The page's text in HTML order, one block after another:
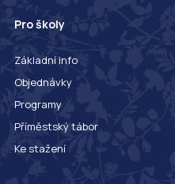
Pro školy
Základní info
Objednávky
Programy
Příměstský tábor
Ke stažení